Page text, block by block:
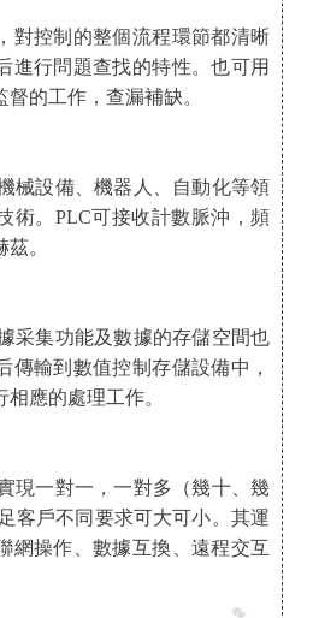
對控制的整個流程環節都清晰
進行問題查找的特性。也可用
的工作，查漏補缺。
械設備、機器人、自動化等領
術。PLC可接收計數脈沖，頻
。
采集功能及數據的存儲空間也
傳輸到數值控制存儲設備中，
應的處理工作。
現一對一，一對多（幾十、幾
客戶不同要求可大可小。其運
網操作、數據互換、遠程交互